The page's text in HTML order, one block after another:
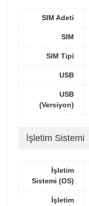
SIM Adeti
SIM
SIM Tipi
USB
USB
(Versiyon)
İşletim Sistemi
İşletim
Sistemi (OS)
İşletim